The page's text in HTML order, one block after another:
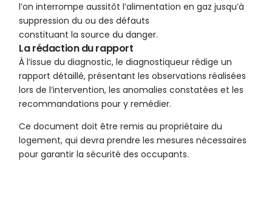
l’on interrompe aussitôt l’alimentation en gaz jusqu’à
suppression du ou des défauts
constituant la source du danger.
La rédaction du rapport
À l’issue du diagnostic, le diagnostiqueur rédige un
rapport détaillé, présentant les observations réalisées
lors de l’intervention, les anomalies constatées et les
recommandations pour y remédier.
Ce document doit être remis au propriétaire du
logement, qui devra prendre les mesures nécessaires
pour garantir la sécurité des occupants.